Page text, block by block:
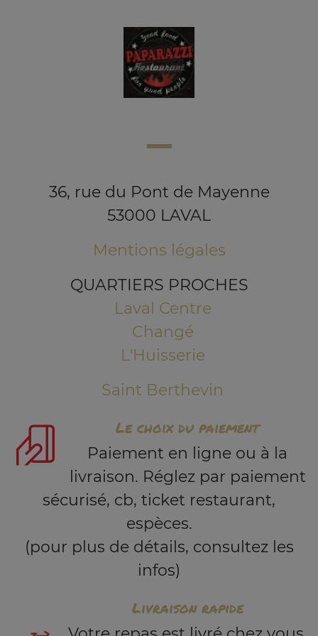
36, rue du Pont de Mayenne
53000 LAVAL
Mentions légales
QUARTIERS PROCHES
Laval Centre
Changé
L'Huisserie
Saint Berthevin
Le choix du paiement
Paiement en ligne ou à la
livraison. Réglez par paiement
sécurisé, cb, ticket restaurant,
espèces.
(pour plus de détails, consultez les
infos)
Livraison rapide